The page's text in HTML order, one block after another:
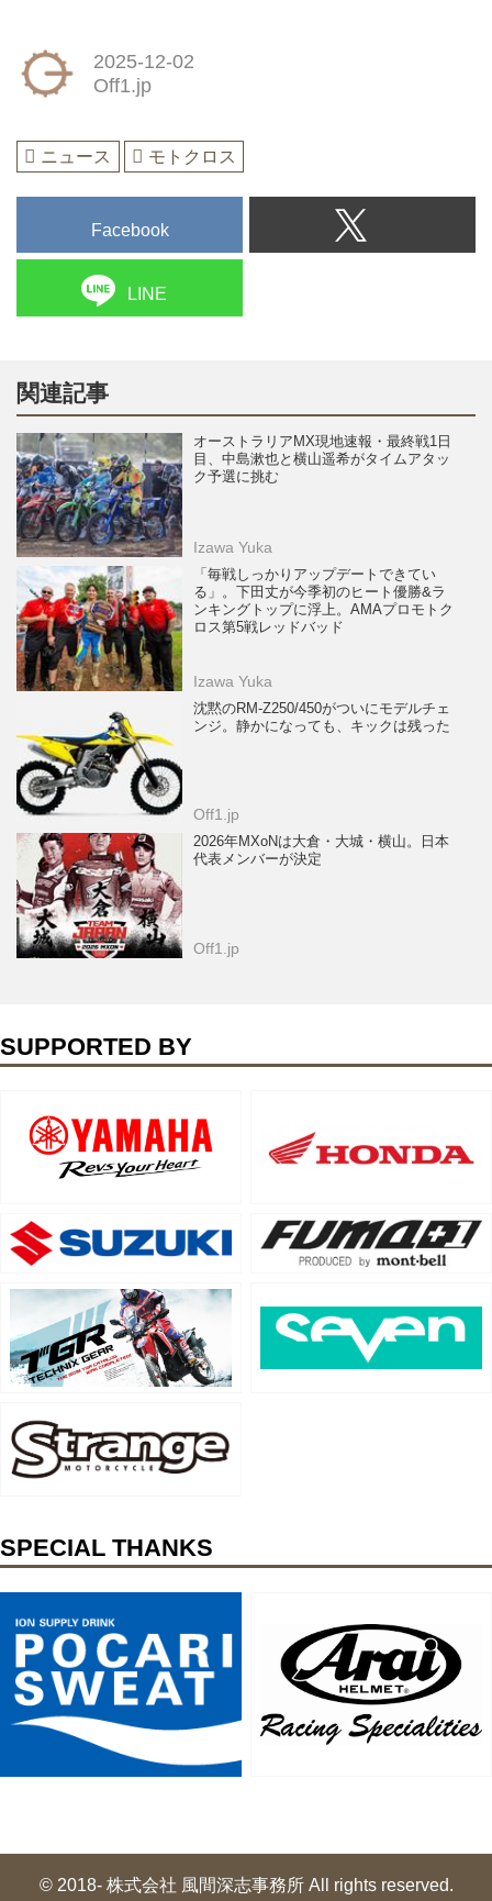
2025-12-02
Off1.jp
ニュース モトクロス
Facebook
LINE
関連記事
オーストラリアMX現地速報・最終戦1日
目、中島漱也と横山遥希がタイムアタッ
ク予選に挑む
Izawa Yuka
「毎戦しっかりアップデートできてい
る」。下田丈が今季初のヒート優勝&ラ
ンキングトップに浮上。AMAプロモトク
ロス第5戦レッドバッド
Izawa Yuka
沈黙のRM-Z250/450がついにモデルチェ
ンジ。静かになっても、キックは残った
Off1.jp
2026年MXoNは大倉・大城・横山。日本
代表メンバーが決定
Off1.jp
SUPPORTED BY
SPECIAL THANKS
© 2018- 株式会社 風間深志事務所 All rights reserved.